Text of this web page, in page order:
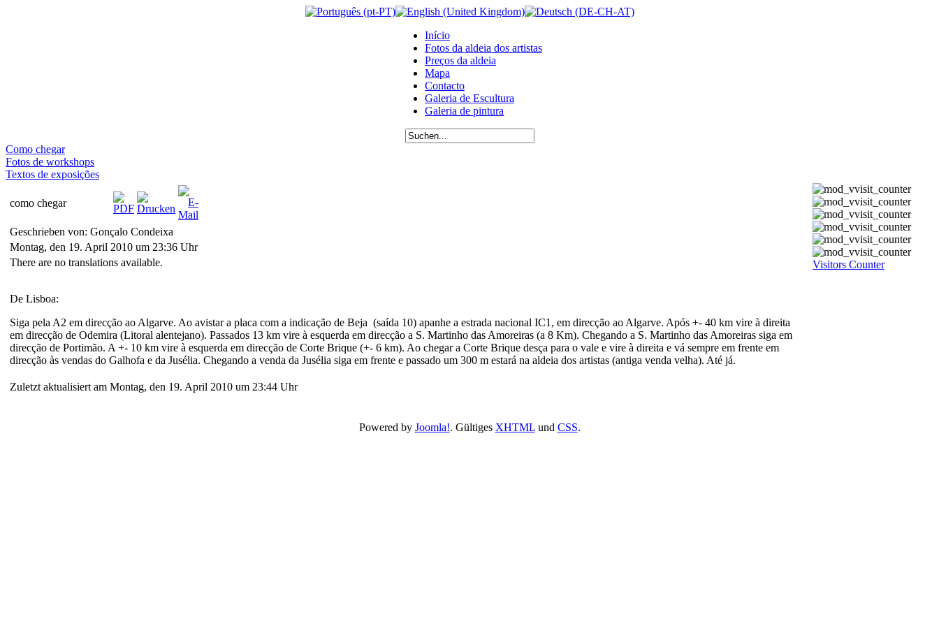
Início
Fotos da aldeia dos artistas
Preços da aldeia
Mapa
Contacto
Galeria de Escultura
Galeria de pintura
Como chegar
Fotos de workshops
Textos de exposições
como chegar
Geschrieben von: Gonçalo Condeixa
Montag, den 19. April 2010 um 23:36 Uhr
There are no translations available.
De Lisboa:
Siga pela A2 em direcção ao Algarve. Ao avistar a placa com a indicação de Beja (saída 10) apanhe a estrada nacional IC1, em direcção ao Algarve. Após +- 40 km vire à direita
em direcção de Odemira (Litoral alentejano). Passados 13 km vire à esquerda em direcção a S. Martinho das Amoreiras (a 8 Km). Chegando a S. Martinho das Amoreiras siga em
direcção de Portimão. A +- 10 km vire à esquerda em direcção de Corte Brique (+- 6 km). Ao chegar a Corte Brique desça para o vale e vire à direita e vá sempre em frente em
direcção às vendas do Galhofa e da Jusélia. Chegando a venda da Jusélia siga em frente e passado um 300 m estará na aldeia dos artistas (antiga venda velha). Até já.
Zuletzt aktualisiert am Montag, den 19. April 2010 um 23:44 Uhr
Visitors Counter
Powered by Joomla!. Gültiges XHTMLund CSS.